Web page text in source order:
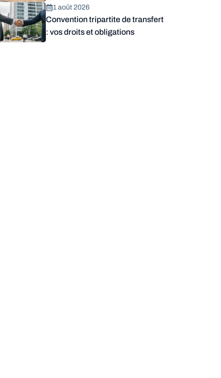
1 août 2026
Convention tripartite de transfert
: vos droits et obligations